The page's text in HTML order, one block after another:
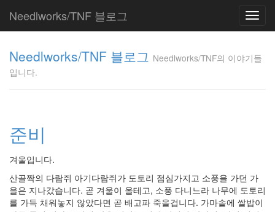
Needlworks/TNF 블로그
Needlworks/TNF 블로그 Needlworks/TNF의 이야기들
입니다.
준비
겨울입니다.
산골짝의 다람쥐 아기다람쥐가 도토리 점심가지고 소풍을 가던 가
을은 지나갔습니다. 곧 겨울이 올테고, 소풍 다니느라 나무에 도토리
를 가득 채워놓지 않았다면 곧 배고파 죽을겁니다. 가마솥에 쌀밥이
의 이야기들입니
Tag
Cloud
분
communication